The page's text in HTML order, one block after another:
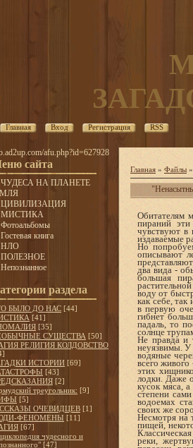
Главная Вход Регистрация RSS
afu.php?id=627928
сайта
ЧУДЕСА НА ПЛАНЕТЕ
ЦИВИЛИЗАЦИЯ
МИСТИКА
Фотоальбомы
Гостевая книга
НЛО
ПОЛЕЗНОЕ
Непознанное
раздела
БЫЛО ДО НАС [44]
[41]
[35]
СУЩЕСТВА [50]
РЕЛИГИЯ КОЛДОВСТВО
ИСТОРИИ [69]
[43]
[2]
треугольник: [9]
[5]
ОЧЕВИДЦЕВ [1]
ФЕНОМЕНЫ [11]
[67]
чудесного и
[47]
Главная » Файлы »
Обитателям
пираний
чувствуют в
издаваемые
Но
описывают
два вида -
большая
воду от
как себе,
в первую
гибнет
падаль, то
солнце
Не правда и
неуязвимы. У
водяные
всего
этих
лодки. Даже
кусок мяса,
степени
водоемах
своих же
Несмотря на
пищей,
реки,